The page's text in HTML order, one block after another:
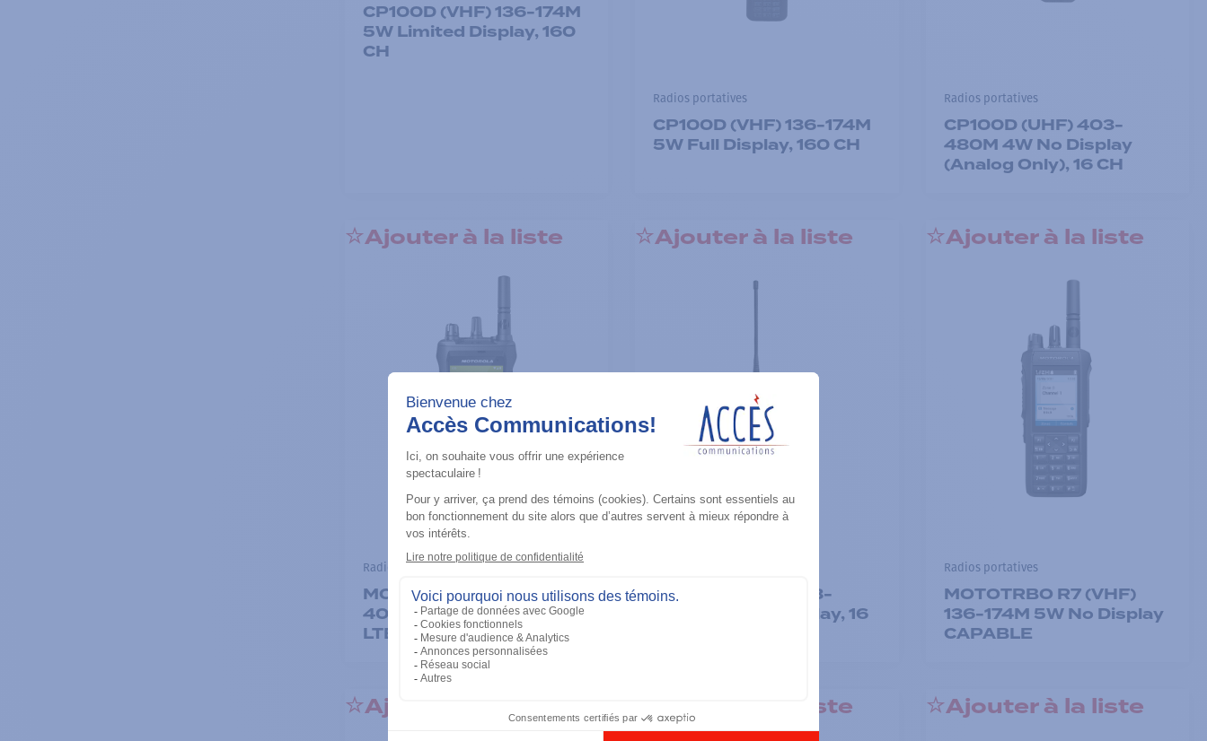
CP100D (VHF) 136-174M
5W Limited Display, 160
CH
Radios portatives
CP100D (VHF) 136-174M
5W Full Display, 160 CH
Radios portatives
CP100D (UHF) 403-
480M 4W No Display
(Analog Only), 16 CH
Ajouter à la liste
Radios portatives
MOTOTRBO ION (UHF)
400-512 4W
LTE/BT/WIFI
Ajouter à la liste
CP100D (UHF) 403-
480M 4W No Display, 16
Ajouter à la liste
Radios portatives
MOTOTRBO R7 (VHF)
136-174M 5W No Display
CAPABLE
Ajouter à la liste Ajouter à la liste Ajouter à la liste